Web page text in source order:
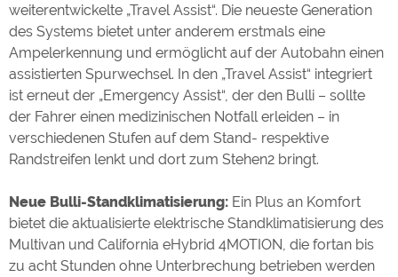
weiterentwickelte „Travel Assist“. Die neueste Generation
des Systems bietet unter anderem erstmals eine
Ampelerkennung und ermöglicht auf der Autobahn einen
assistierten Spurwechsel. In den „Travel Assist“ integriert
ist erneut der „Emergency Assist“, der den Bulli – sollte
der Fahrer einen medizinischen Notfall erleiden – in
verschiedenen Stufen auf dem Stand- respektive
Randstreifen lenkt und dort zum Stehen2 bringt.
Neue Bulli-Standklimatisierung: Ein Plus an Komfort
bietet die aktualisierte elektrische Standklimatisierung des
Multivan und California eHybrid 4MOTION, die fortan bis
zu acht Stunden ohne Unterbrechung betrieben werden